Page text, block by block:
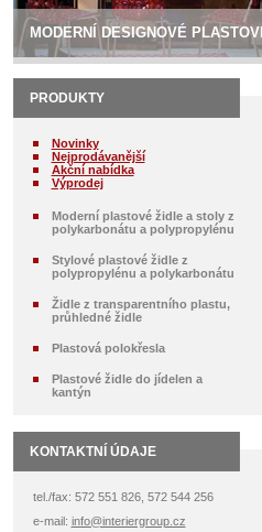
MODERNÍ DESIGNOVÉ
PRODUKTY
Novinky
Nejprodávanější
Akční nabídka
Výprodej
Moderní plastové židle a stoly z
polykarbonátu a polypropylénu
Stylové plastové židle z
polypropylénu a polykarbonátu
Židle z transparentního plastu,
průhledné židle
Plastová polokřesla
Plastové židle do jídelen a
kantýn
KONTAKTNÍ ÚDAJE
tel./fax: 572 551 826, 572 544 256
e-mail: info@interiergroup.cz